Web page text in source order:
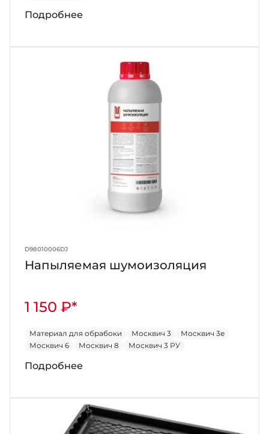
Подробнее
D98010006DJ
Напыляемая шумоизоляция
1 150 ₽*
Материал для обрабоки Москвич 3
Москвич 3е
Москвич 6
Москвич 8 Москвич 3 РУ
Подробнее